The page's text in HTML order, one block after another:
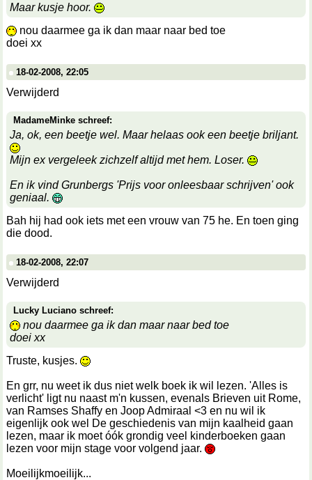
Maar kusje hoor.
nou daarmee ga ik dan maar naar bed toe
doei xx
18-02-2008, 22:05
Verwijderd
MadameMinke schreef:
Ja, ok, een beetje wel. Maar helaas ook een beetje briljant.
Mijn ex vergeleek zichzelf altijd met hem. Loser.
En ik vind Grunbergs 'Prijs voor onleesbaar schrijven' ook
geniaal.
Bah hij had ook iets met een vrouw van 75 he. En toen ging
die dood.
18-02-2008, 22:07
Verwijderd
Lucky Luciano schreef:
nou daarmee ga ik dan maar naar bed toe
doei xx
Truste, kusjes.
En grr, nu weet ik dus niet welk boek ik wil lezen. 'Alles is
verlicht' ligt nu naast m'n kussen, evenals Brieven uit Rome,
van Ramses Shaffy en Joop Admiraal <3 en nu wil ik
eigenlijk ook wel De geschiedenis van mijn kaalheid gaan
lezen, maar ik moet óók grondig veel kinderboeken gaan
lezen voor mijn stage voor volgend jaar.
Moeilijkmoeilijk...